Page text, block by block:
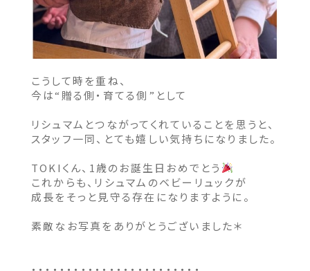
こうして時を重ね、
今は“贈る側・育てる側”として
リシュマムとつながってくれていることを思うと、
スタッフ一同、とても嬉しい気持ちになりました。
TOKIくん、1歳のお誕生日おめでとう
これからも、リシュマムのベビーリュックが
成長をそっと見守る存在になりますように。
素敵なお写真をありがとうございました＊